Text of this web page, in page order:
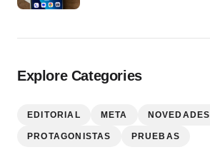
Explore Categories
EDITORIAL META NOVEDADES
PROTAGONISTAS PRUEBAS